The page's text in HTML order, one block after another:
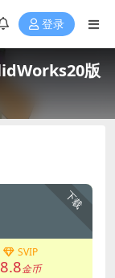
登录
版
下载
SVIP
8.8金币